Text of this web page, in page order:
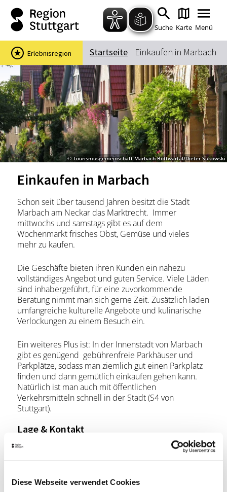
Diese Webseite verwendet Cookies
Zum Hauptinhalt springen
Zur Suche springen
Zur Hauptnavigation
Zum Footer springen
Suche Karte Menü
Suchbegriff
Das könnte Sie interessieren
Stadtführungen
Events & Tickets
Ausflugsziele
Erlebnisse
Wein
Radfahren
Wandern
Startseite Einkaufen in Marbach
Erlebnisregion
© Tourismusgemeinschaft Marbach-Bottwartal/Dieter Sukowski
Einkaufen in Marbach
Schon seit über tausend Jahren besitzt die Stadt
Marbach am Neckar das Marktrecht. Immer
mittwochs und samstags gibt es auf dem
Wochenmarkt frisches Obst, Gemüse und vieles
mehr zu kaufen.
Die Geschäfte bieten ihren Kunden ein nahezu
vollständiges Angebot und guten Service. Viele Läden
sind inhabergeführt, für eine zuvorkommende
Beratung nimmt man sich gerne Zeit. Zusätzlich laden
umfangreiche kulturelle Angebote und kulinarische
Verlockungen zu einem Besuch ein.
Ein weiteres Plus ist: In der Innenstadt von Marbach
gibt es genügend gebührenfreie Parkhäuser und
Parkplätze, sodass man ziemlich gut einen Parkplatz
finden und dann gemütlich einkaufen gehen kann.
Natürlich ist man auch mit öffentlichen
Verkehrsmitteln schnell in der Stadt (S4 von
Stuttgart).
Lage & Kontakt
Tourist-Information Marbach
Marktstraße 23
Telefon:+49 (0)7144 10 20